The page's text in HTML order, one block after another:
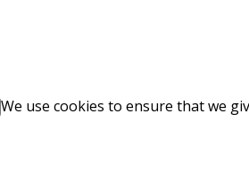
We use cookies to ensure that we